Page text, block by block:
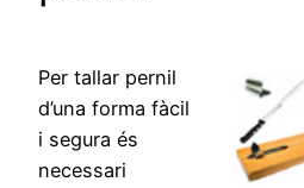
Per tallar pernil
d’una forma fàcil
i segura és
necessari